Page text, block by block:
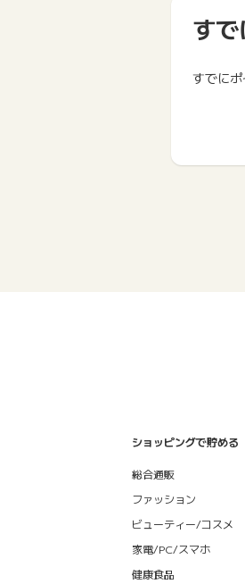
す
すでに
ショッピングで貯める
総合通販
ファッション
ビューティー/コスメ
家電/PC/スマホ
健康食品